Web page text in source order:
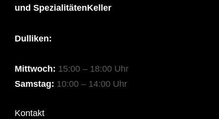
und SpezialitätenKeller
Dulliken:
Mittwoch: 15:00 – 18:00 Uhr
Samstag: 10:00 – 14:00 Uhr
Kontakt